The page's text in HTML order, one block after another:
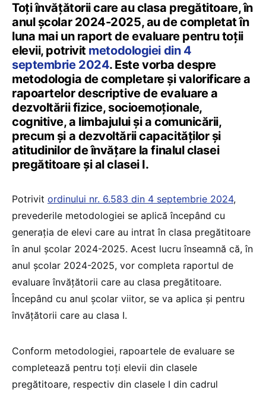
Toți învățătorii care au clasa pregătitoare, în
anul școlar 2024-2025, au de completat în
luna mai un raport de evaluare pentru toții
elevii, potrivit metodologiei din 4
septembrie 2024. Este vorba despre
metodologia de completare și valorificare a
rapoartelor descriptive de evaluare a
dezvoltării fizice, socioemoționale,
cognitive, a limbajului și a comunicării,
precum și a dezvoltării capacităților și
atitudinilor de învățare la finalul clasei
pregătitoare și al clasei I.
Potrivit ordinului nr. 6.583 din 4 septembrie 2024,
prevederile metodologiei se aplică începând cu
generația de elevi care au intrat în clasa pregătitoare
în anul școlar 2024-2025. Acest lucru înseamnă că, în
anul școlar 2024-2025, vor completa raportul de
evaluare învățătorii care au clasa pregătitoare.
Începând cu anul școlar viitor, se va aplica și pentru
învățătorii care au clasa I.
Conform metodologiei, rapoartele de evaluare se
completează pentru toți elevii din clasele
pregătitoare, respectiv din clasele I din cadrul